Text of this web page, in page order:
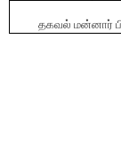
தகவல் மன்னார்